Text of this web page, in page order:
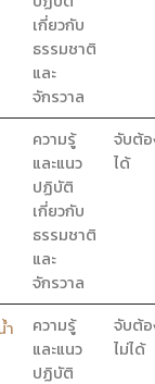
เกี่ยวกับ
ธรรมชาติ
และ
จักรวาล
ความรู้
และแนว
ปฏิบัติ
เกี่ยวกับ
ธรรมชาติ
และ
จักรวาล
จับต้
ได้
ำ
ความรู้
และแนว
ปฏิบัติ
จับต้
ไม่ได้